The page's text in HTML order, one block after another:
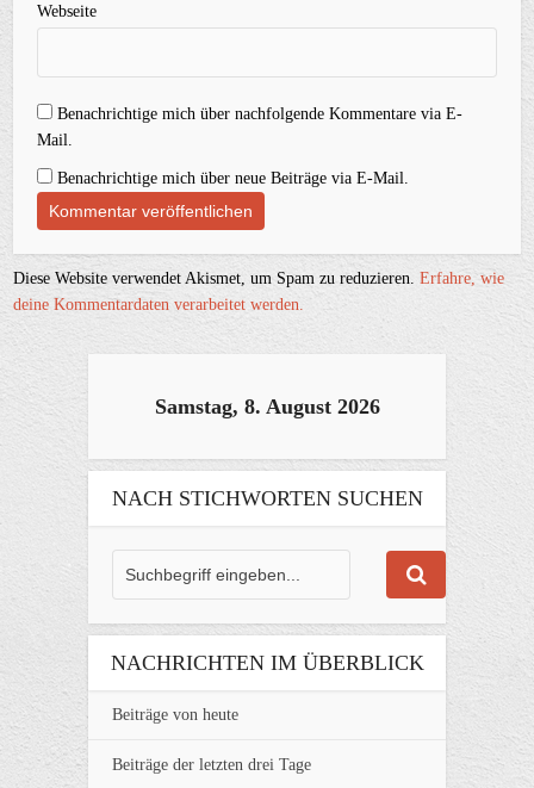
Webseite
Benachrichtige mich über nachfolgende Kommentare via E-
Mail.
Benachrichtige mich über neue Beiträge via E-Mail.
Diese Website verwendet Akismet, um Spam zu reduzieren.Erfahre, wie
deine Kommentardaten verarbeitet werden.
Samstag, 8. August 2026
NACH STICHWORTEN SUCHEN
NACHRICHTEN IM ÜBERBLICK
Beiträge von heute
Beiträge der letzten drei Tage